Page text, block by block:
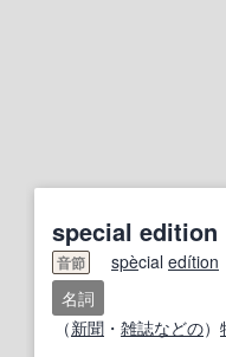
special edition
音節 spècial edition
名詞
（新聞 ・ 雑誌などの）